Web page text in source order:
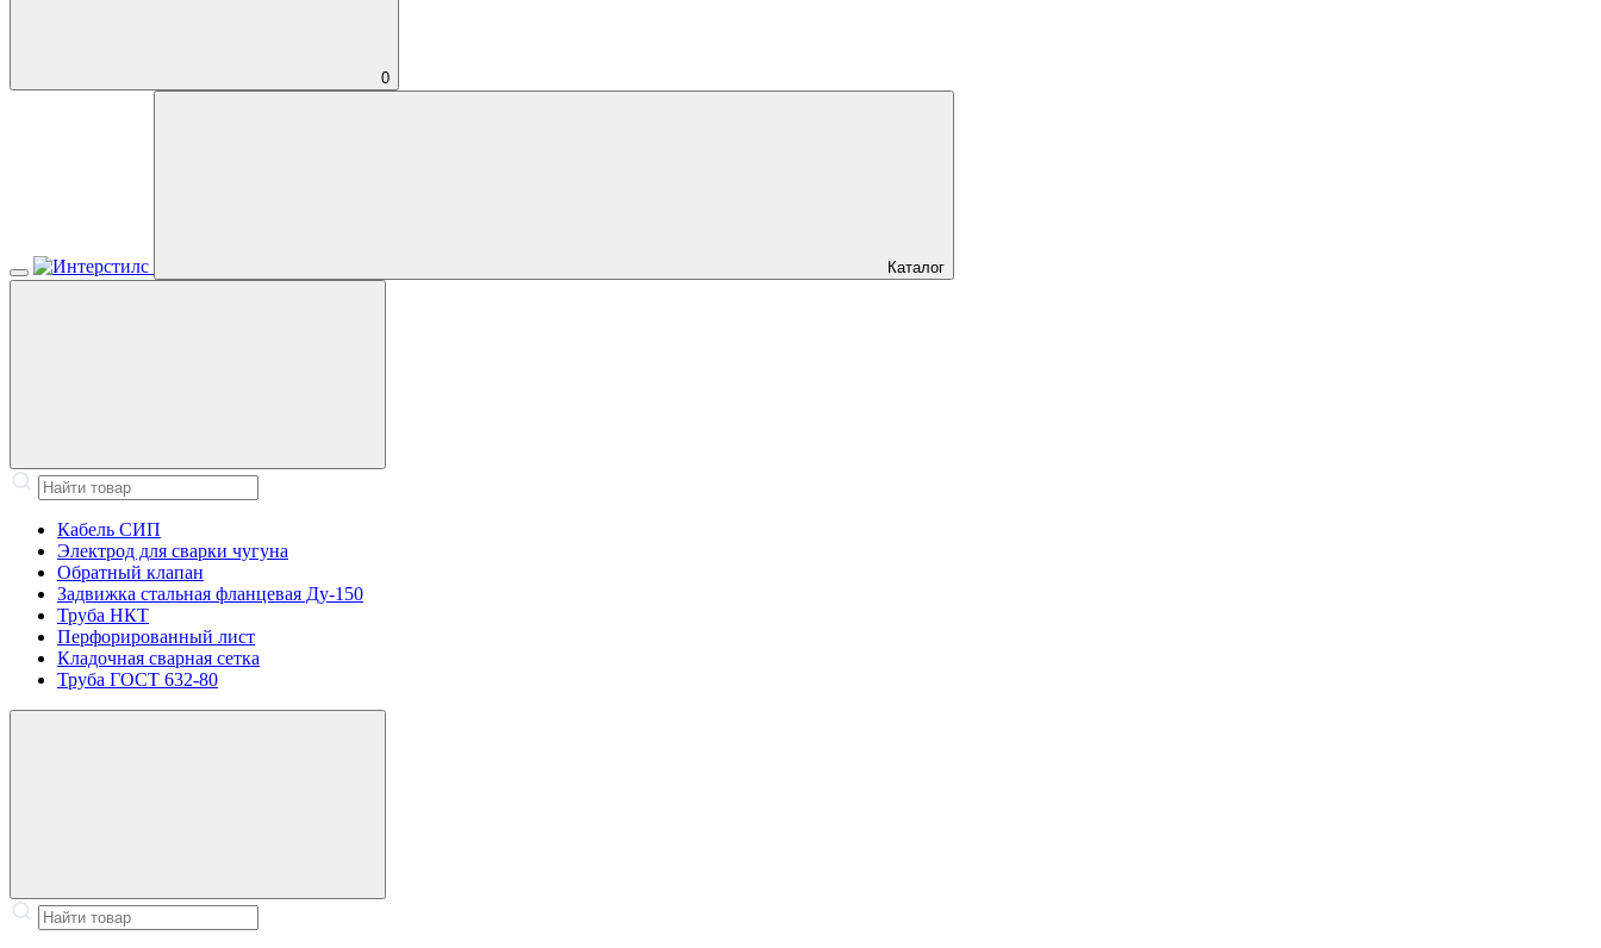
0
Каталог
Кабель СИП
Электрод для сварки чугуна
Обратный клапан
Задвижка стальная фланцевая Ду-150
Труба НКТ
Перфорированный лист
Кладочная сварная сетка
Труба ГОСТ 632-80